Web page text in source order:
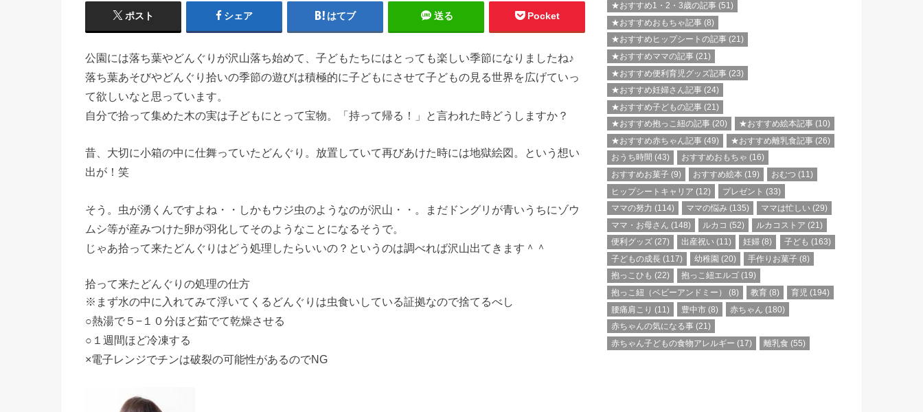
ポスト シェア はてブ 送る Pocket
公園には落ち葉やどんぐりが沢山落ち始めて、子どもたちにはとっても楽しい季節になりましたね♪
落ち葉あそびやどんぐり拾いの季節の遊びは積極的に子どもにさせて子どもの見る世界を広げていっ
て欲しいなと思っています。
自分で拾って集めた木の実は子どもにとって宝物。「持って帰る！」と言われた時どうしますか？
昔、大切に小箱の中に仕舞っていたどんぐり。放置していて再びあけた時には地獄絵図。という想い
出が！笑
そう。虫が湧くんですよね・・しかもウジ虫のようなのが沢山・・。まだドングリが青いうちにゾウ
ムシ等が産みつけた卵が羽化してそのようなことになるそうで。
じゃあ拾って来たどんぐりはどう処理したらいいの？というのは調べれば沢山出てきます＾＾
拾って来たどんぐりの処理の仕方
※まず水の中に入れてみて浮いてくるどんぐりは虫食いしている証拠なので捨てるべし
○熱湯で５−１０分ほど茹でて乾燥させる
○１週間ほど冷凍する
×電子レンジでチンは破裂の可能性があるのでNG
★おすすめ1・2・3歳の記事 (51)
★おすすめおもちゃ記事 (8)
★おすすめヒップシートの記事 (21)
★おすすめママの記事 (21)
★おすすめ便利育児グッズ記事 (23)
★おすすめ妊婦さん記事 (24)
★おすすめ子どもの記事 (21)
★おすすめ抱っこ紐の記事 (20) ★おすすめ絵本記事 (10)
★おすすめ赤ちゃん記事 (49) ★おすすめ離乳食記事 (26)
おうち時間 (43) おすすめおもちゃ (16)
おすすめお菓子 (9) おすすめ絵本 (19) おむつ (11)
ヒップシートキャリア (12) プレゼント (33)
ママの努力 (114) ママの悩み (135) ママは忙しい (29)
ママ・お母さん (148) ルカコ (52) ルカコストア (21)
便利グッズ (27) 出産祝い (11) 妊婦 (8) 子ども (163)
子どもの成長 (117) 幼稚園 (20) 手作りお菓子 (8)
抱っこひも (22) 抱っこ紐エルゴ (19)
抱っこ紐（ベビーアンドミー）
(8) 教育 (8) 育児 (194)
腰痛肩こり (11) 豊中市 (8) 赤ちゃん (180)
赤ちゃんの気になる事 (21)
赤ちゃん子どもの食物アレルギー (17) 離乳食 (55)